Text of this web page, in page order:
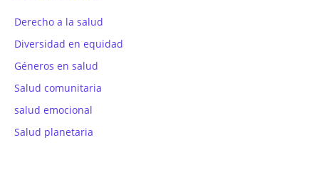
Derecho a la salud
Diversidad en equidad
Géneros en salud
Salud comunitaria
salud emocional
Salud planetaria